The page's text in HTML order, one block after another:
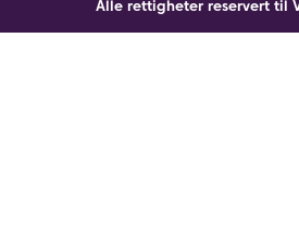
Alle rettigheter reservert til